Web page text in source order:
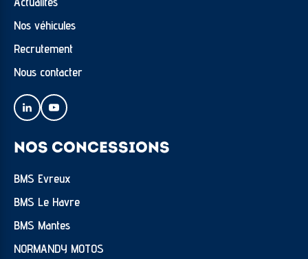
Nos véhicules
Recrutement
Nous contacter
NOS CONCESSIONS
BMS Evreux
BMS Le Havre
BMS Mantes
NORMANDY MOTOS